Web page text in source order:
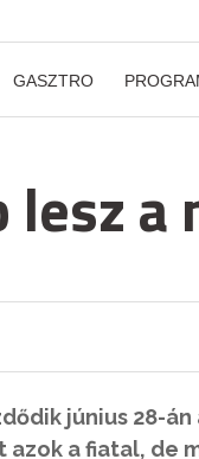
GASZTRO
a
június 28-án
azok a fiatal, de